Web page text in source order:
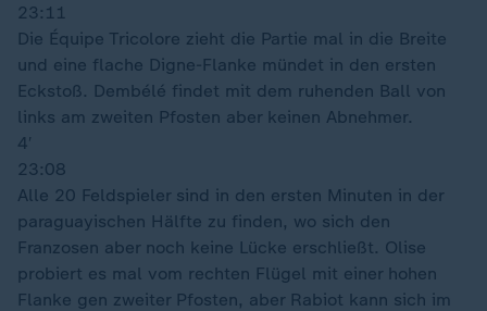
23:11
Die Équipe Tricolore zieht die Partie mal in die Breite
und eine flache Digne-Flanke mündet in den ersten
Eckstoß. Dembélé findet mit dem ruhenden Ball von
links am zweiten Pfosten aber keinen Abnehmer.
4′
23:08
Alle 20 Feldspieler sind in den ersten Minuten in der
paraguayischen Hälfte zu finden, wo sich den
Franzosen aber noch keine Lücke erschließt. Olise
probiert es mal vom rechten Flügel mit einer hohen
Flanke gen zweiter Pfosten, aber Rabiot kann sich im